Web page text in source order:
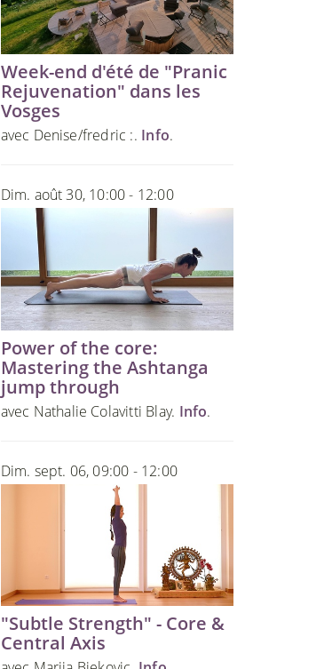
Week-end d'été de "Pranic
Rejuvenation" dans les
Vosges
avec Denise/fredric :. Info.
Dim. août 30, 10:00 - 12:00
Power of the core:
Mastering the Ashtanga
jump through
avec Nathalie Colavitti Blay. Info.
Dim. sept. 06, 09:00 - 12:00
"Subtle Strength" - Core &
Central Axis